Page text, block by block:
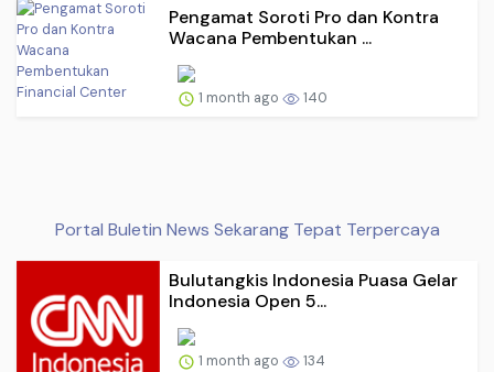
Pengamat Soroti Pro dan Kontra
Wacana Pembentukan ...
1 month ago 140
Portal Buletin News Sekarang Tepat Terpercaya
Bulutangkis Indonesia Puasa Gelar
Indonesia Open 5...
1 month ago 134